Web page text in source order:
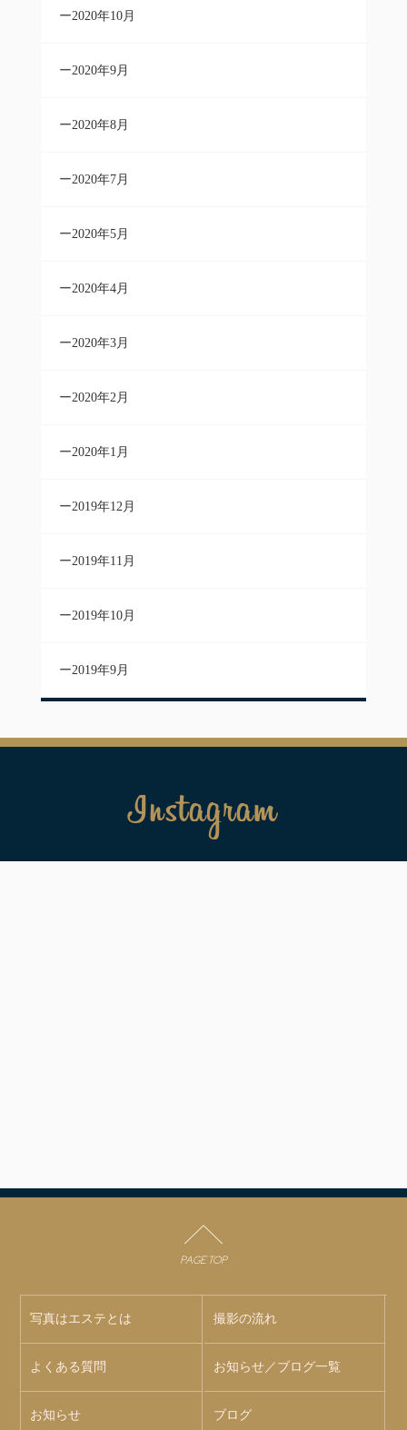
2020年10月
2020年9月
2020年8月
2020年7月
2020年5月
2020年4月
2020年3月
2020年2月
2020年1月
2019年12月
2019年11月
2019年10月
2019年9月
Instagram
PAGE TOP
写真はエステとは 撮影の流れ
よくある質問 お知らせ／ブログ一覧
お知らせ ブログ